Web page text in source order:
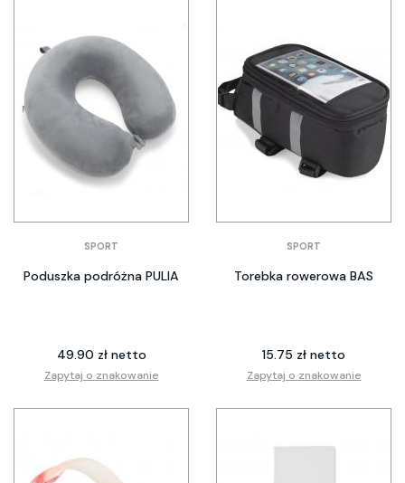
SPORT
Poduszka podróżna PULIA
49.90 zł netto
Zapytaj o znakowanie
SPORT
Torebka rowerowa BAS
15.75 zł netto
Zapytaj o znakowanie